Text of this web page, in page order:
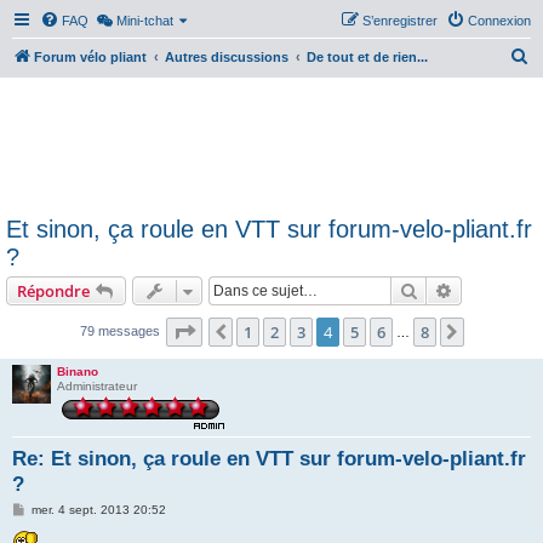
FAQ Mini-tchat Connexion
S’enregistrer
Forum vélo pliant Autres discussions De tout et de rien...
c
Et sinon, ça roule en VTT sur forum-velo-pliant.fr
?
Répondre Rechercher
79 messages Page sur8
Précédente
1 2 3 4 5 6 8
Binano
Administrateur
Re: Et sinon, ça roule en VTT sur forum-velo-pliant.fr
?
M
s
mer. 4 sept. 2013 20:52